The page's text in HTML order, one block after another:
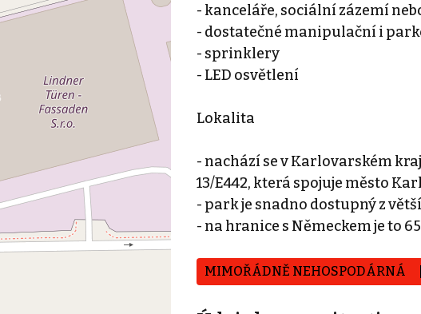
- kanceláře, sociální zázemí
- dostatečné manipulační i
- sprinklery
- LED osvětlení
Lokalita
- nachází se v Karlovarském
13/E442, která spojuje město
- park je snadno dostupný z
- na hranice s Německem je to
MIMOŘÁDNĚ NEHOSPODÁRNÁ